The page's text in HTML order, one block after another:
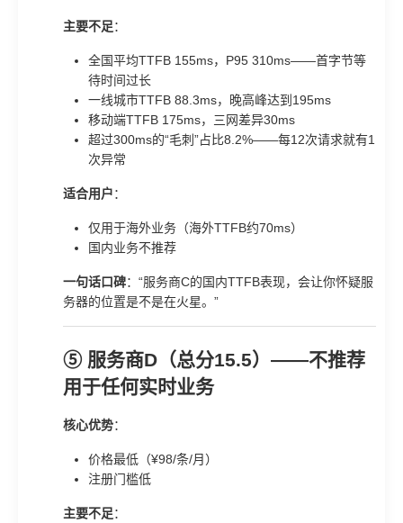
主要不足：
全国平均TTFB 155ms，P95 310ms——首字节等
待时间过长
一线城市TTFB 88.3ms，晚高峰达到195ms
移动端TTFB 175ms，三网差异30ms
超过300ms的“毛刺”占比8.2%——每12次请求就有1
次异常
适合用户：
仅用于海外业务（海外TTFB约70ms）
国内业务不推荐
一句话口碑：“服务商C的国内TTFB表现，会让你怀疑服
务器的位置是不是在火星。”
⑤ 服务商D（总分15.5）——不推荐
用于任何实时业务
核心优势：
价格最低（¥98/条/月）
注册门槛低
主要不足：